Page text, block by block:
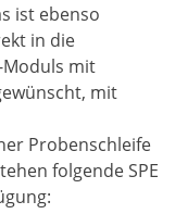
ist ebenso
in die
Moduls mit
mit
Probenschleife
folgende SPE